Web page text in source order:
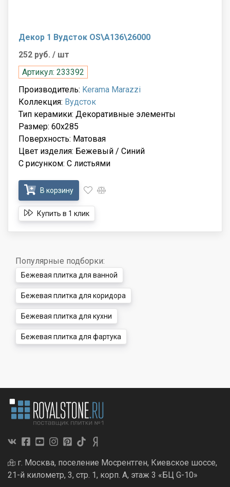
Декор 1 Вудсток OS\A136\26000
252 руб. / шт
Артикул: 233392
Производитель: Kerama Marazzi
Коллекция: Вудсток
Тип керамики: Декоративные элементы
Размер: 60x285
Поверхность: Матовая
Цвет изделия: Бежевый / Синий
С рисунком: С листьями
В корзину
Купить в 1 клик
Популярные подборки:
Бежевая плитка для ванной
Бежевая плитка для коридора
Бежевая плитка для кухни
Бежевая плитка для фартука
г. Москва, поселение Мосрентген, Киевское шоссе,
21-й километр, 3, стр. 1, корп. А, этаж 3 «БЦ G-10»